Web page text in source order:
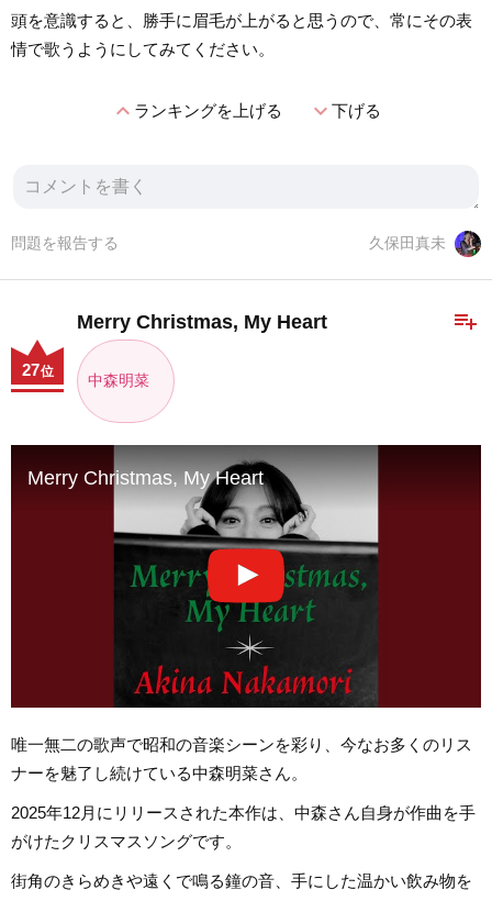
頭を意識すると、勝手に眉毛が上がると思うので、常にその表
情で歌うようにしてみてください。
expand_lessランキングを上げる expand_more下げる
久保田真未
問題を報告する
playlist_add
Merry Christmas, My Heart
中森明菜
27位
Merry Christmas, My Heart
唯一無二の歌声で昭和の音楽シーンを彩り、今なお多くのリス
ナーを魅了し続けている中森明菜さん。
2025年12月にリリースされた本作は、中森さん自身が作曲を手
がけたクリスマスソングです。
街角のきらめきや遠くで鳴る鐘の音、手にした温かい飲み物を